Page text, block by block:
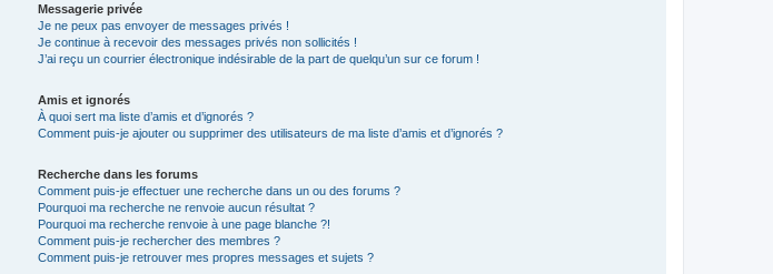
Messagerie privée
Je ne peux pas envoyer de messages privés !
Je continue à recevoir des messages privés non sollicités !
J’ai reçu un courrier électronique indésirable de la part de quelqu’un sur ce forum !
Amis et ignorés
À quoi sert ma liste d’amis et d’ignorés ?
Comment puis-je ajouter ou supprimer des utilisateurs de ma liste d’amis et d’ignorés ?
Recherche dans les forums
Comment puis-je effectuer une recherche dans un ou des forums ?
Pourquoi ma recherche ne renvoie aucun résultat ?
Pourquoi ma recherche renvoie à une page blanche ?!
Comment puis-je rechercher des membres ?
Comment puis-je retrouver mes propres messages et sujets ?